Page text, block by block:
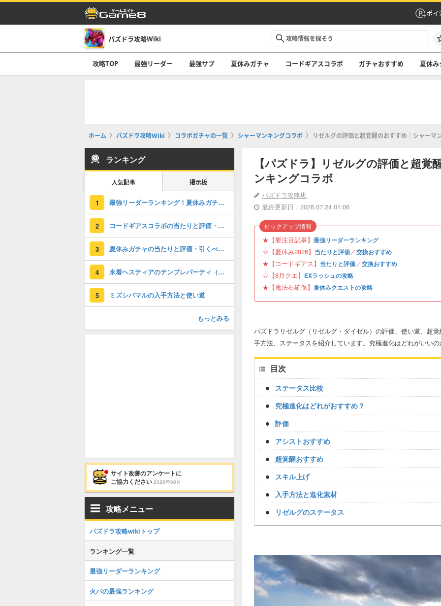
ポイ
パズドラ攻略Wiki
攻略TOP 最強リーダー 最強サブ 夏休みガチャ コードギアスコラボ ガチャおすすめ 夏休み
ホーム パズドラ攻略Wiki コラボガチャの一覧 シャーマンキングコラボ リゼルグの評価と超覚醒のおすすめ｜シャーマ
【パズドラ】リゼルグの評価と超覚
ンキングコラボ
パズドラ攻略班
最終更新日：2026.07.24 01:06
★【要注目記事】 最強リーダーランキング
☆【夏休み2026】 当たりと評価／交換おすすめ
★【コードギアス】 当たりと評価／交換おすすめ
☆【8月クエ】 EXラッシュの攻略
★【魔法石確保】 夏休みクエストの攻略
ピックアップ情報
パズドラリゼルグ（リゼルグ・ダイゼル）の評価、使い道、超
手方法、ステータスを紹介しています。究極進化はどれがいい
目次
ステータス比較
究極進化はどれがおすすめ？
評価
アシストおすすめ
超覚醒おすすめ
スキル上げ
入手方法と進化素材
リゼルグのステータス
ランキング
人気記事 掲示板
1 最強リーダーランキング！夏休みガチャの評価掲載
2 コードギアスコラボの当たりと評価・引くべき？
3 夏休みガチャの当たりと評価・引くべき？
4 水着ヘスティアのテンプレパーティ（水着ヘスティアパ）
5 ミズシバマルの入手方法と使い道
もっとみる
サイト改善のアンケートに
ご協力ください 2026年08月
攻略メニュー
パズドラ攻略wikiトップ
ランキング一覧
最強リーダーランキング
火パの最強ランキング